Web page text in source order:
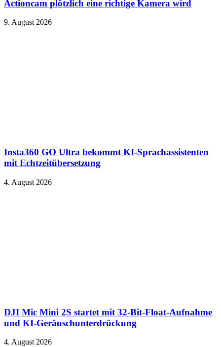
Actioncam plötzlich eine richtige Kamera wird
9. August 2026
Insta360 GO Ultra bekommt KI-Sprachassistenten
mit Echtzeitübersetzung
4. August 2026
DJI Mic Mini 2S startet mit 32-Bit-Float-Aufnahme
und KI-Geräuschunterdrückung
4. August 2026